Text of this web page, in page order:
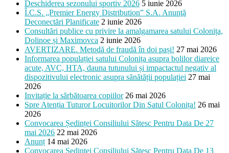
Deschiderea sezonului sportiv 2026 5 iunie 2026
Î.C.S. „Premier Energy Distribution” S.A. Anunţă
Deconectări Planificate 2 iunie 2026
Consultări publice cu privire la amalgamarea satului Colonița,
Dolinoe și Maximovca 2 iunie 2026
AVERTIZARE. Metodă de fraudă în doi pași! 27 mai 2026
Informarea populației satului Colonița asupra bolilor diareice
acute, AVC, HTA, dauna tutunului și impactactul negativ al
dispozitivului electronic asupra sănătății populației 27 mai
2026
Invitație la sărbătoarea copiilor 26 mai 2026
Spre Atenția Tuturor Locuitorilor Din Satul Colonița! 26 mai
2026
Convocarea Ședinței Consiliului Sătesc Pentru Data De 27
mai 2026 22 mai 2026
Anunț 14 mai 2026
Convocarea Ședinței Consiliului Sătesc Pentru Data De 13